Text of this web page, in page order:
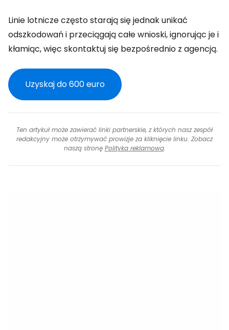
Linie lotnicze często starają się jednak unikać
odszkodowań i przeciągają całe wnioski, ignorując je i
kłamiąc, więc skontaktuj się bezpośrednio z agencją.
Uzyskaj do 600 euro
Ten artykuł może zawierać linki partnerskie, z których nasz zespół
redakcyjny może otrzymywać prowizje za kliknięcie linku. Zobacz
naszą stronę Polityka reklamowa.